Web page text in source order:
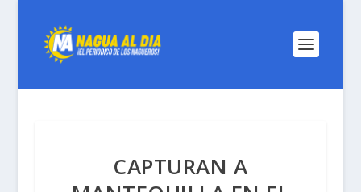
CAPTURAN A